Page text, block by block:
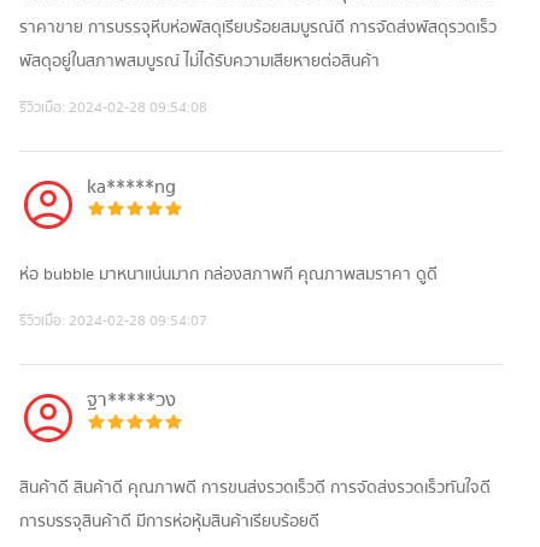
ราคาขาย การบรรจุหีบห่อพัสดุเรียบร้อยสมบูรณ์ดี การจัดส่งพัสดุรวดเร็ว
พัสดุอยู่ในสภาพสมบูรณ์ ไม่ได้รับความเสียหายต่อสินค้า
รีวิวเมื่อ: 2024-02-28 09:54:08
ka*****ng
ห่อ bubble มาหนาแน่นมาก กล่องสภาพกี คุณภาพสมราคา ดูดี
รีวิวเมื่อ: 2024-02-28 09:54:07
ฐา*****วง
สินค้าดี สินค้าดี คุณภาพดี การขนส่งรวดเร็วดี การจัดส่งรวดเร็วทันใจดี
การบรรจุสินค้าดี มีการห่อหุ้มสินค้าเรียบร้อยดี